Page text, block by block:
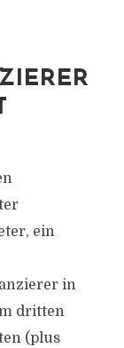
ein
in
dritten
(plus